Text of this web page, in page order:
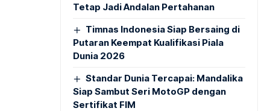
Tetap Jadi Andalan Pertahanan
Timnas Indonesia Siap Bersaing di
Putaran Keempat Kualifikasi Piala
Dunia 2026
Standar Dunia Tercapai: Mandalika
Siap Sambut Seri MotoGP dengan
Sertifikat FIM